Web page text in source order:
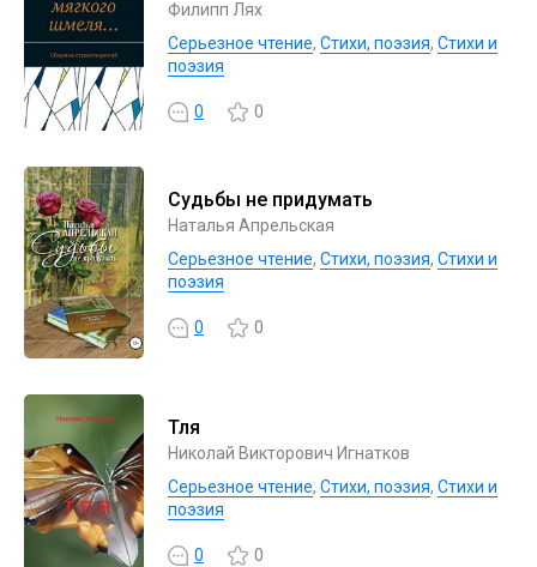
Филипп Лях
Серьезное чтение, Cтихи, поэзия, Стихи и
поэзия
0 0
Судьбы не придумать
Наталья Апрельская
Серьезное чтение, Cтихи, поэзия, Стихи и
поэзия
0 0
Тля
Николай Викторович Игнатков
Серьезное чтение, Cтихи, поэзия, Стихи и
поэзия
0 0